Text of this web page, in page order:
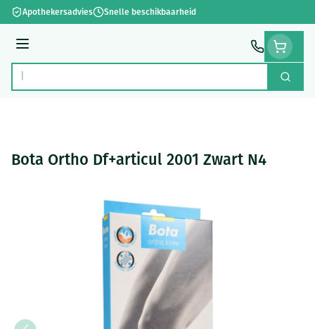
Ga naar de inhoud
Apothekersadvies Snelle beschikbaarheid
Menu
Product, merk, categorie... Zoek
Bota Ortho Df+articul 2001 Zwart N4